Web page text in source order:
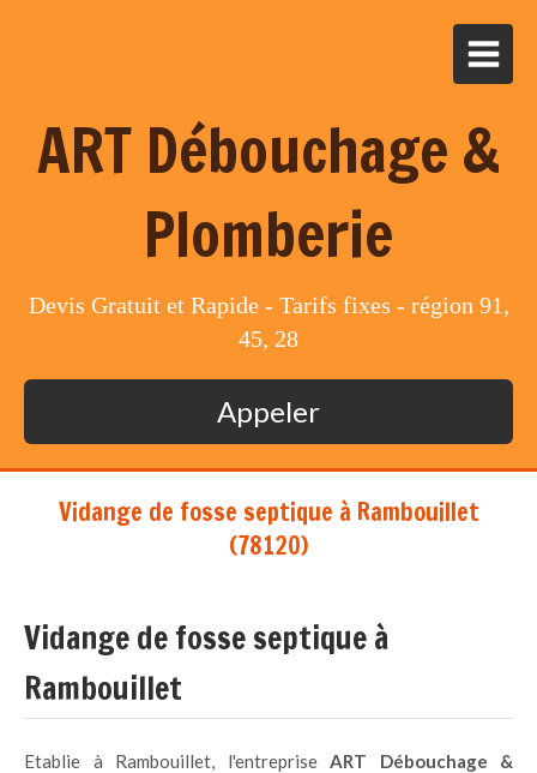
ART Débouchage &
Plomberie
Devis Gratuit et Rapide - Tarifs fixes - région 91,
45, 28
Appeler
Vidange de fosse septique à Rambouillet
(78120)
Vidange de fosse septique à
Rambouillet
Etablie à Rambouillet, l'entreprise ART Débouchage &